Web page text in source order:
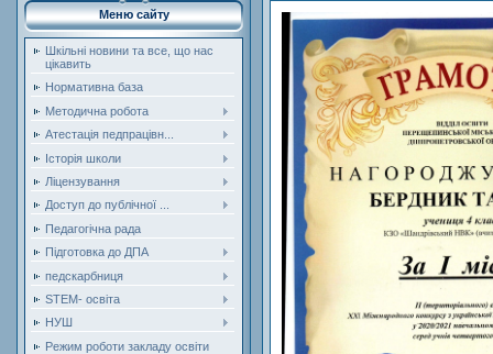
Меню сайту
Шкільні новини та все, що нас
цікавить
Нормативна база
Методична робота
Атестація педпрацівн...
Історія школи
Ліцензування
Доступ до публічної ...
Педагогічна рада
Підготовка до ДПА
педскарбниця
STEM- освіта
НУШ
Режим роботи закладу освіти